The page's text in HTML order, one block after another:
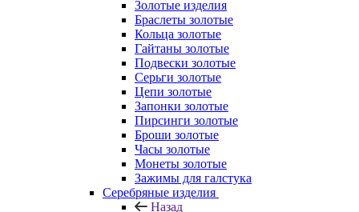
Золотые изделия
Браслеты золотые
Кольца золотые
Гайтаны золотые
Подвески золотые
Серьги золотые
Цепи золотые
Запонки золотые
Пирсинги золотые
Броши золотые
Часы золотые
Монеты золотые
Зажимы для галстука
Серебряные изделия
Назад